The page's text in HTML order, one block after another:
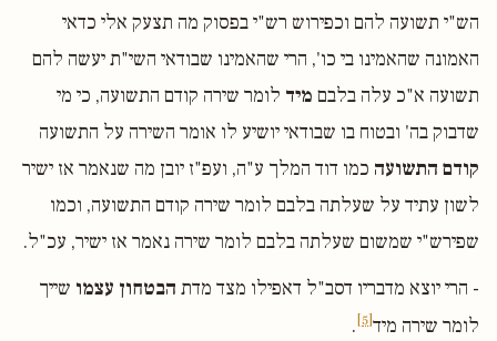
הש"י תשועה להם וכפירוש רש"י בפסוק מה תצעק אלי כדאי
האמונה שהאמינו בי כו', הרי שהאמינו שבודאי השי"ת יעשה להם
תשועה א"כ עלה בלבם מיד לומר שירה קודם התשועה, כי מי
שדבוק בה' ובטוח בו שבודאי יושיע לו אומר השירה על התשועה
קודם התשועה כמו דוד המלך ע"ה, ועפ"ז יובן מה שנאמר אז ישיר
לשון עתיד על שעלתה בלבם לומר שירה קודם התשועה, וכמו
שפירש"י שמשום שעלתה בלבם לומר שירה נאמר אז ישיר, עכ"ל.
- הרי יוצא מדבריו דסב"ל דאפילו מצד מדת הבטחון עצמו שייך
לומר שירה מיד[5]
.